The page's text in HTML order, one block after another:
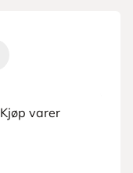
Kjøp varer